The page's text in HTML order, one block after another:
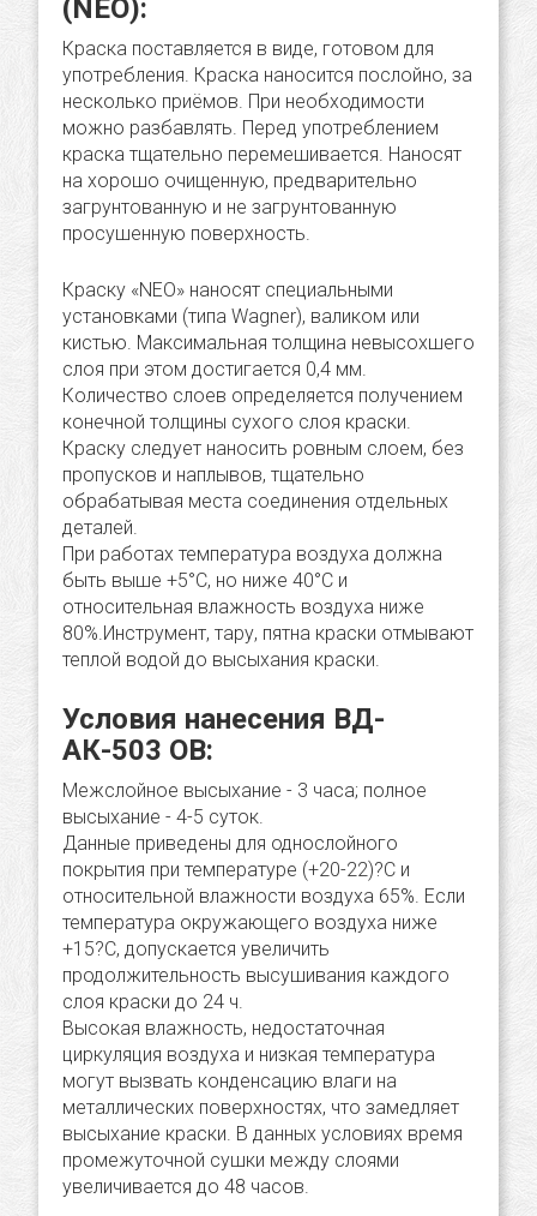
(NEO):
Краска поставляется в виде, готовом для
употребления. Краска наносится послойно, за
несколько приёмов. При необходимости
можно разбавлять. Перед употреблением
краска тщательно перемешивается. Наносят
на хорошо очищенную, предварительно
загрунтованную и не загрунтованную
просушенную поверхность.
Краску «NEO» наносят специальными
установками (типа Wagner), валиком или
кистью. Максимальная толщина невысохшего
слоя при этом достигается 0,4 мм.
Количество слоев определяется получением
конечной толщины сухого слоя краски.
Краску следует наносить ровным слоем, без
пропусков и наплывов, тщательно
обрабатывая места соединения отдельных
деталей.
При работах температура воздуха должна
быть выше +5°С, но ниже 40°C и
относительная влажность воздуха ниже
80%.Инструмент, тару, пятна краски отмывают
теплой водой до высыхания краски.
Условия нанесения ВД-
АК-503 ОВ:
Межслойное высыхание - 3 часа; полное
высыхание - 4-5 суток.
Данные приведены для однослойного
покрытия при температуре (+20-22)?С и
относительной влажности воздуха 65%. Если
температура окружающего воздуха ниже
+15?С, допускается увеличить
продолжительность высушивания каждого
слоя краски до 24 ч.
Высокая влажность, недостаточная
циркуляция воздуха и низкая температура
могут вызвать конденсацию влаги на
металлических поверхностях, что замедляет
высыхание краски. В данных условиях время
промежуточной сушки между слоями
увеличивается до 48 часов.